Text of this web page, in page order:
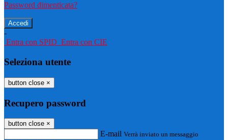
Password dimenticata?
-
Entra con SPID Entra con CIE
Seleziona utente
button close ×
Recupero password
button close ×
E-mail Verrà inviato un messaggio